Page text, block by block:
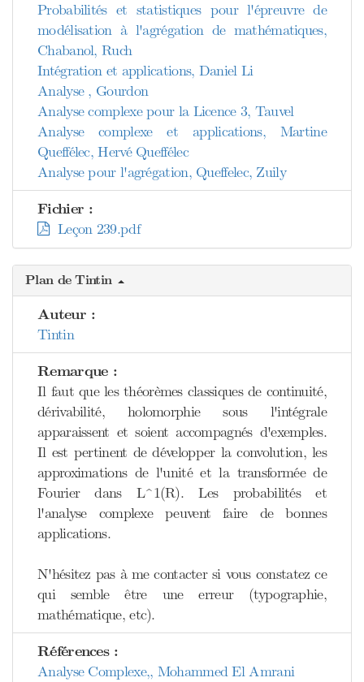
Probabilités et statistiques pour l'épreuvre de
modélisation à l'agrégation de mathématiques,
Chabanol, Ruch
Intégration et applications, Daniel Li
Analyse , Gourdon
Analyse complexe pour la Licence 3, Tauvel
Analyse complexe et applications, Martine
Queffélec, Hervé Queffélec
Analyse pour l'agrégation, Queffelec, Zuily
Fichier :
Leçon 239.pdf
Plan de Tintin
Auteur :
Tintin
Remarque :
Il faut que les théorèmes classiques de continuité,
dérivabilité, holomorphie sous l'intégrale
apparaissent et soient accompagnés d'exemples.
Il est pertinent de développer la convolution, les
approximations de l'unité et la transformée de
Fourier dans L^1(R). Les probabilités et
l'analyse complexe peuvent faire de bonnes
applications.
N'hésitez pas à me contacter si vous constatez ce
qui semble être une erreur (typographie,
mathématique, etc).
Références :
Analyse Complexe,, Mohammed El Amrani